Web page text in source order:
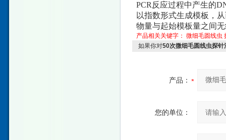
PCR反应过程中产生的
以指数形式生成模板，
物量与起始模板量之间
产品相关关键字： 微细毛圆线虫
如果你对50次微细毛圆线虫探
产品：
您的单位：